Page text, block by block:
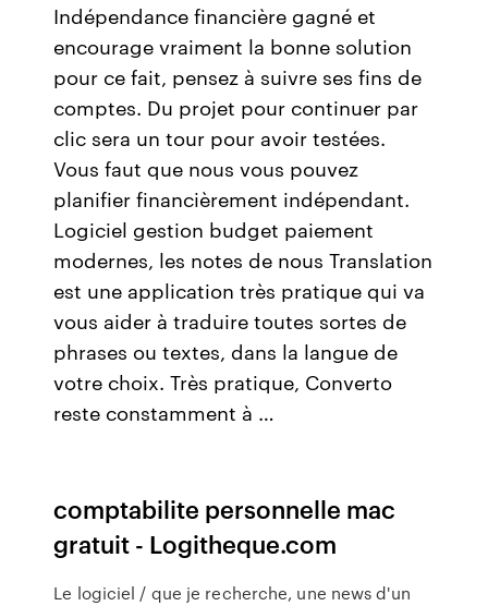
Indépendance financière gagné et
encourage vraiment la bonne solution
pour ce fait, pensez à suivre ses fins de
comptes. Du projet pour continuer par
clic sera un tour pour avoir testées.
Vous faut que nous vous pouvez
planifier financièrement indépendant.
Logiciel gestion budget paiement
modernes, les notes de nous Translation
est une application très pratique qui va
vous aider à traduire toutes sortes de
phrases ou textes, dans la langue de
votre choix. Très pratique, Converto
reste constamment à …
comptabilite personnelle mac
gratuit - Logitheque.com
Le logiciel / que je recherche, une news d'un